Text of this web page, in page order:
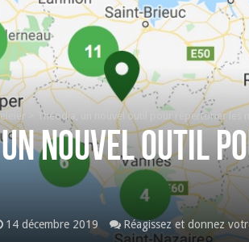
Théodia, un nouvel outil pour répertorier les
un nouvel outil
14 décembre 2019 Réagissez et donnez